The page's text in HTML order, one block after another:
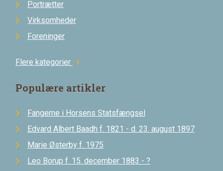
Portrætter
Virksomheder
Foreninger
Flere kategorier chevron_right
Populære artikler
Fangerne i Horsens Statsfængsel
Edvard Albert Baadh f. 1821 - d. 23. august 1897
Marie Østerby f. 1975
Leo Borup f. 15. december 1883 - ?